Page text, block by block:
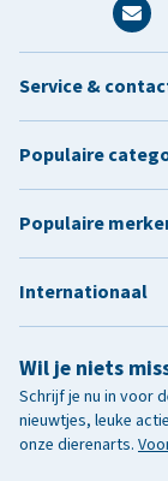
Wil je niets
Schrijf je nu in voor
nieuwtjes, leuke
onze dierenarts.
Service &
Populaire
Populaire
Internationaal